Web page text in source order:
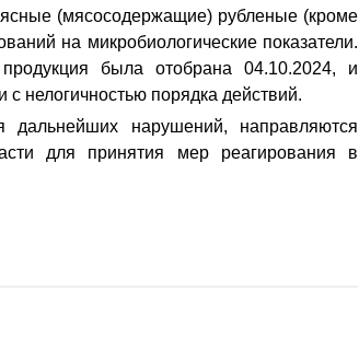
(мясосодержащие) рубленые (кроме
на микробиологические показатели.
была отобрана 04.10.2024, и
нелогичностью порядка действий.
дальнейших нарушений, направляются
для принятия мер реагирования в